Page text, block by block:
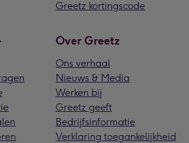
Greetz kortingscode
Over Greetz
Ons verhaal
Nieuws & Media
Werken bij
Greetz geeft
Bedrijfsinformatie
Verklaring toegankelijkheid